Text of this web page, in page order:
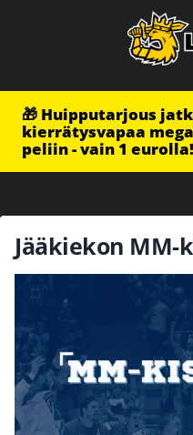
🎁 Huipputarjous
kierrätysvapaa
peliin - vain 1 eurolla!
Jääkiekon MM-